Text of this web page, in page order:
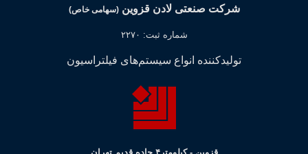
شرکت صنعتی لادن قزوین(سهامی خاص)
شماره ثبت: ۲۲۷۰
تولیدکننده انواع سیستم‌های فیلتراسیون